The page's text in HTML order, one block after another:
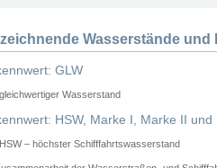
Wasserstände und
GLW
gleichwertiger Wasserstand
HSW, Marke I, Marke II und
HSW – höchster Schifffahrtswasserstand